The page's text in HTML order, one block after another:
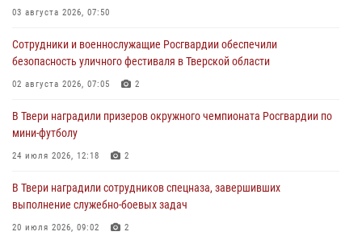
28 июля 2026, 11:30
Сотрудники вневедомственной охраны совершили 250 выездов и
пресекли 20 правонарушений за неделю в Тверской области
27 июля 2026, 08:29
В Твери наградили призеров окружного чемпионата Росгвардии по
мини-футболу
24 июля 2026, 12:18 2
Росгвардейцы оказали помощь водителю на дороге в городе Кашин
22 июля 2026, 08:35
03 августа 2026, 07:50
Сотрудники и военнослужащие Росгвардии обеспечили
безопасность уличного фестиваля в Тверской области
02 августа 2026, 07:05 2
В Твери наградили призеров окружного чемпионата Росгвардии по
мини-футболу
24 июля 2026, 12:18 2
В Твери наградили сотрудников спецназа, завершивших
выполнение служебно-боевых задач
20 июля 2026, 09:02 2